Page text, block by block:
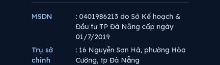
MSDN
: 0401986213 do Sở Kế hoạch &
Đầu tư TP Đà Nẵng cấp ngày
01/7/2019
Trụ sở
chính
: 16 Nguyễn Sơn Hà, phường Hòa
Cường, tp Đà Nẵng